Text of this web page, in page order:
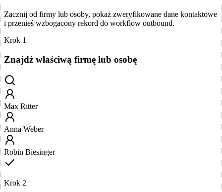
Zacznij od firmy lub osoby, pokaż zweryfikowane dane kontaktowe
i przenieś wzbogacony rekord do workflow outbound.
Krok 1
Znajdź właściwą firmę lub osobę
Max Ritter
Anna Weber
Robin Biesinger
Krok 2